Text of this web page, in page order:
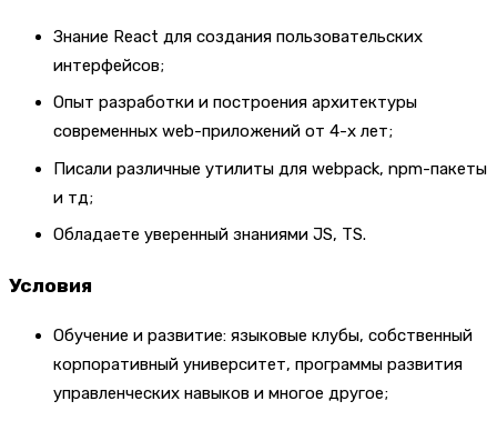
Знание React для создания пользовательских
интерфейсов;
Опыт разработки и построения архитектуры
современных web-приложений от 4-х лет;
Писали различные утилиты для webpack, npm-пакеты
и тд;
Обладаете уверенный знаниями JS, TS.
Условия
Обучение и развитие: языковые клубы, собственный
корпоративный университет, программы развития
управленческих навыков и многое другое;